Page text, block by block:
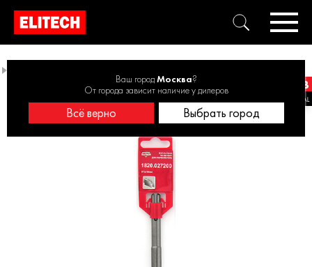
Ваш городМосква?
От города зависит наличие у дилеров
Всё верно Выбрать город